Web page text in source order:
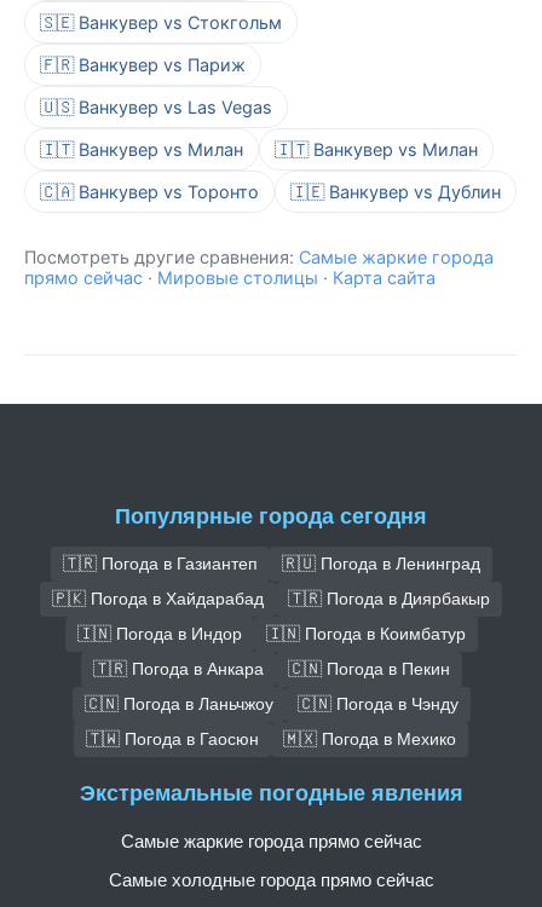
🇸🇪 Ванкувер vs Стокгольм
🇫🇷 Ванкувер vs Париж
🇺🇸 Ванкувер vs Las Vegas
🇮🇹 Ванкувер vs Милан 🇮🇹 Ванкувер vs Милан
🇨🇦 Ванкувер vs Торонто 🇮🇪 Ванкувер vs Дублин
Посмотреть другие сравнения: Самые жаркие города
прямо сейчас · Мировые столицы · Карта сайта
Популярные города сегодня
🇹🇷 Погода в Газиантеп
🇷🇺 Погода в Ленинград
🇵🇰 Погода в Хайдарабад
🇹🇷 Погода в Диярбакыр
🇮🇳 Погода в Индор
🇮🇳 Погода в Коимбатур
🇹🇷 Погода в Анкара
🇨🇳 Погода в Пекин
🇨🇳 Погода в Ланьчжоу
🇨🇳 Погода в Чэнду
🇹🇼 Погода в Гаосюн
🇲🇽 Погода в Мехико
Экстремальные погодные явления
Самые жаркие города прямо сейчас
Самые холодные города прямо сейчас